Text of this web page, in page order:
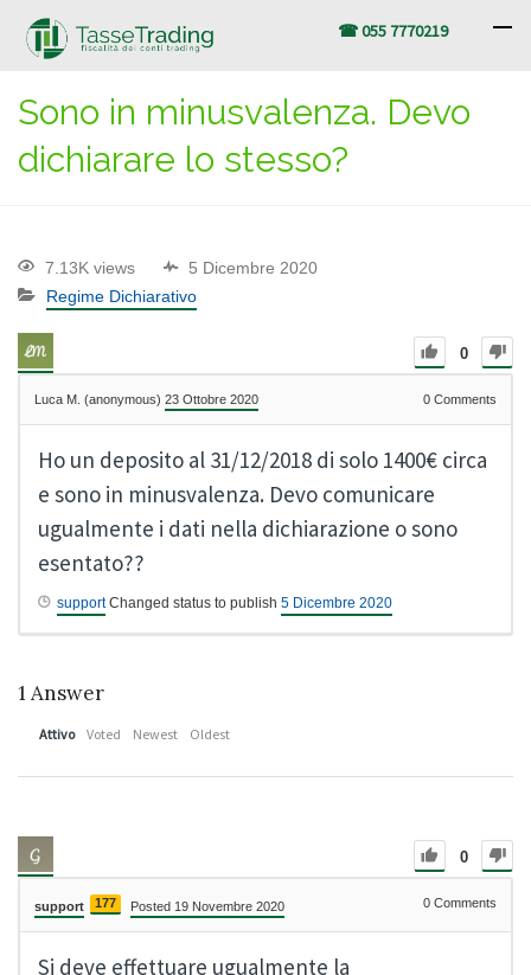
☎ 055 7770219
Sono in minusvalenza. Devo
dichiarare lo stesso?
7.13K views
5 Dicembre 2020
Regime Dichiarativo
0
Luca M. (anonymous) 23 Ottobre 2020 0 Comments
Ho un deposito al 31/12/2018 di solo 1400€ circa
e sono in minusvalenza. Devo comunicare
ugualmente i dati nella dichiarazione o sono
esentato??
supportChanged status to publish 5 Dicembre 2020
1 Answer
Attivo Voted Newest Oldest
0
support 177 Posted 19 Novembre 2020 0 Comments
Si deve effettuare ugualmente la